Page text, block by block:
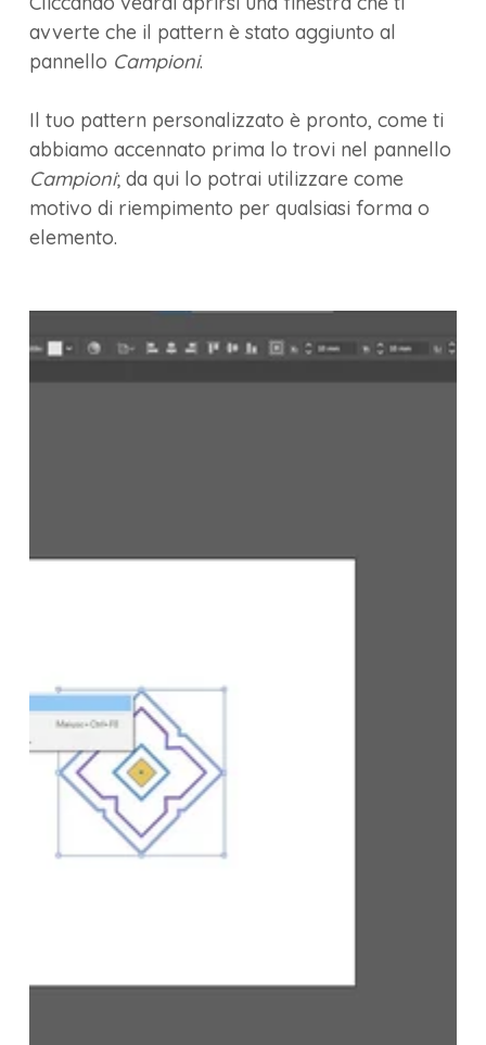
avverte che il pattern è stato aggiunto al
pannello Campioni.
Il tuo pattern personalizzato è pronto, come ti
abbiamo accennato prima lo trovi nel pannello
Campioni; da qui lo potrai utilizzare come
motivo di riempimento per qualsiasi forma o
elemento.